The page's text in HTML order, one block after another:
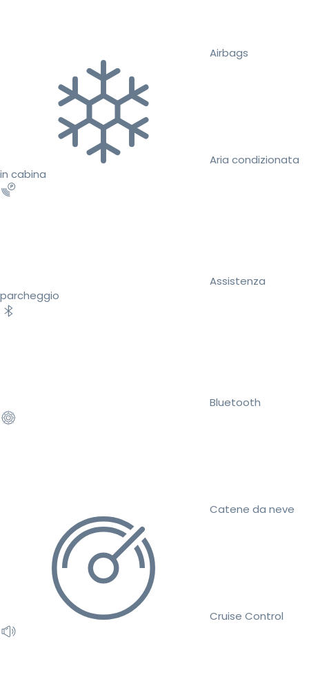
Airbags
Aria condizionata
in cabina
Assistenza
parcheggio
Bluetooth
Catene da neve
Cruise Control